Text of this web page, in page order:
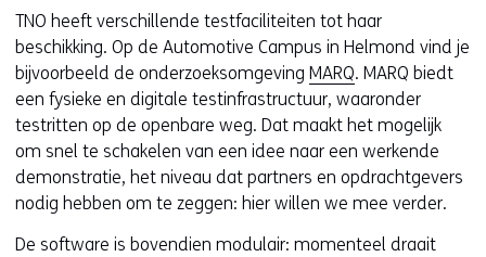
TNO heeft verschillende testfaciliteiten tot haar
beschikking. Op de Automotive Campus in Helmond vind je
bijvoorbeeld de onderzoeksomgeving MARQ. MARQ biedt
een fysieke en digitale testinfrastructuur, waaronder
testritten op de openbare weg. Dat maakt het mogelijk
om snel te schakelen van een idee naar een werkende
demonstratie, het niveau dat partners en opdrachtgevers
nodig hebben om te zeggen: hier willen we mee verder.
De software is bovendien modulair: momenteel draait